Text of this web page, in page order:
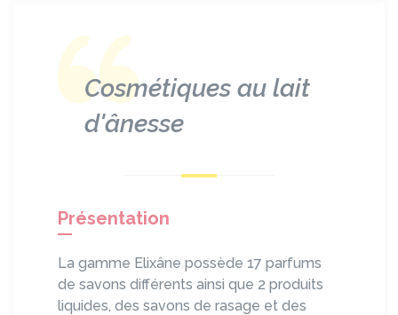
Cosmétiques au lait
d'ânesse
Présentation
La gamme Elixâne possède 17 parfums
de savons différents ainsi que 2 produits
liquides, des savons de rasage et des